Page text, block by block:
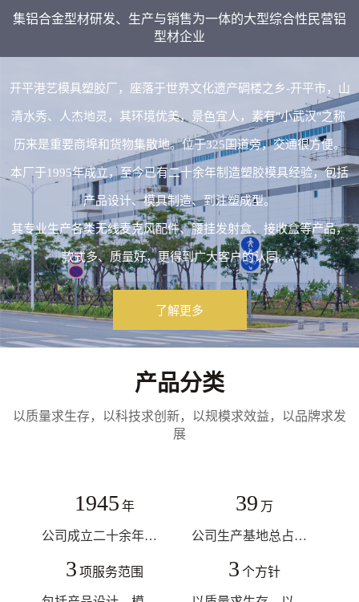
集铝合金型材研发、生产与销售为一体的大型综合性民营铝
型材企业
开平港艺模具塑胶厂，座落于世界文化遗产碉楼之乡-开平市，山
清水秀、人杰地灵，其环境优美，景色宜人，素有"小武汉"之称
历来是重要商埠和货物集散地。位于325国道旁，交通很方便。
本厂于1995年成立，至今已有二十余年制造塑胶模具经验，包括
产品设计、模具制造、到注塑成型。
其专业生产各类无线麦克风配件、腰挂发射盒、接收盒等产品，
款式多、质量好，更得到广大客户的认同......
了解更多
产品分类
以质量求生存，以科技求创新，以规模求效益，以品牌求发
展
1995 年
公司成立二十余年老牌字号
40 万
公司生产基地总占地面积近40万平方米
3 项服务范围 3 个方针